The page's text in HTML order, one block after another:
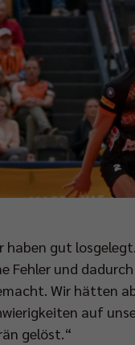
haben gut
Fehler und
Wir hätten
auf
gelöst.“